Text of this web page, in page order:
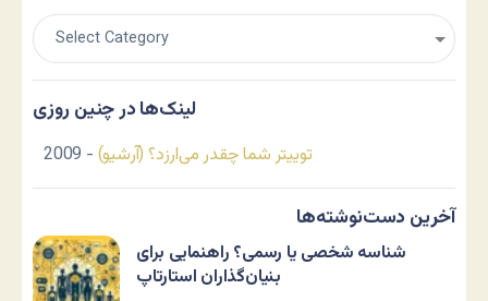
لینک‌ها در چنین روزی
توییتر شما چقدر می‌ارزد؟ (آرشیو) - 2009
آخرین دست‌نوشته‌ها
شناسه شخصی یا رسمی؟ راهنمایی برای
بنیان‌گذاران استارتاپ